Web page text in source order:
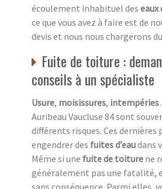
écoulement inhabituel des eaux
ce que vous avez à faire est de
devis et nous nous chargerons
Fuite de toiture :
conseils à un spécialiste
Usure, moisissures, intempéries
Auribeau Vaucluse 84 sont
différents risques. Ces dernières
engendrer des fuites d’eaudans
Même si une fuite de toiture ne
généralement pas une fatalité,
sans conséquence. Parmi elles,